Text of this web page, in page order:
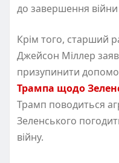
до завершення
Крім того, старший
Джейсон Міллер
призупинити
Трампа щодо
Трамп поводиться
Зеленського
війну.